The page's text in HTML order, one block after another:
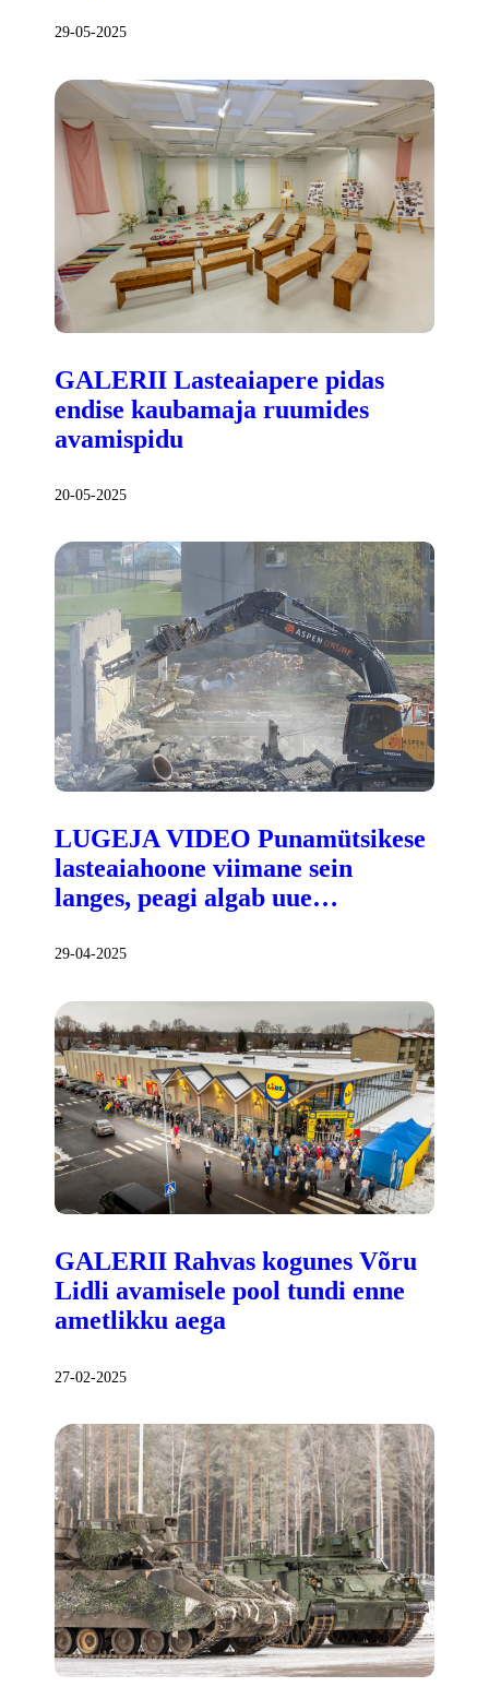
29-05-2025
GALERII Lasteaiapere pidas
endise kaubamaja ruumides
avamispidu
20-05-2025
LUGEJA VIDEO Punamütsikese
lasteaiahoone viimane sein
langes, peagi algab uue…
29-04-2025
GALERII Rahvas kogunes Võru
Lidli avamisele pool tundi enne
ametlikku aega
27-02-2025